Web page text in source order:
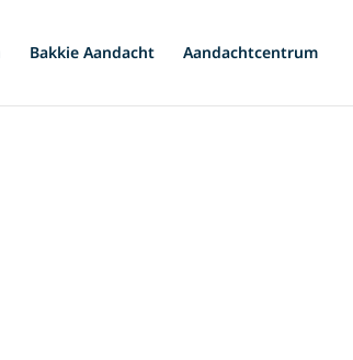
Bakkie Aandacht Aandachtcentrum